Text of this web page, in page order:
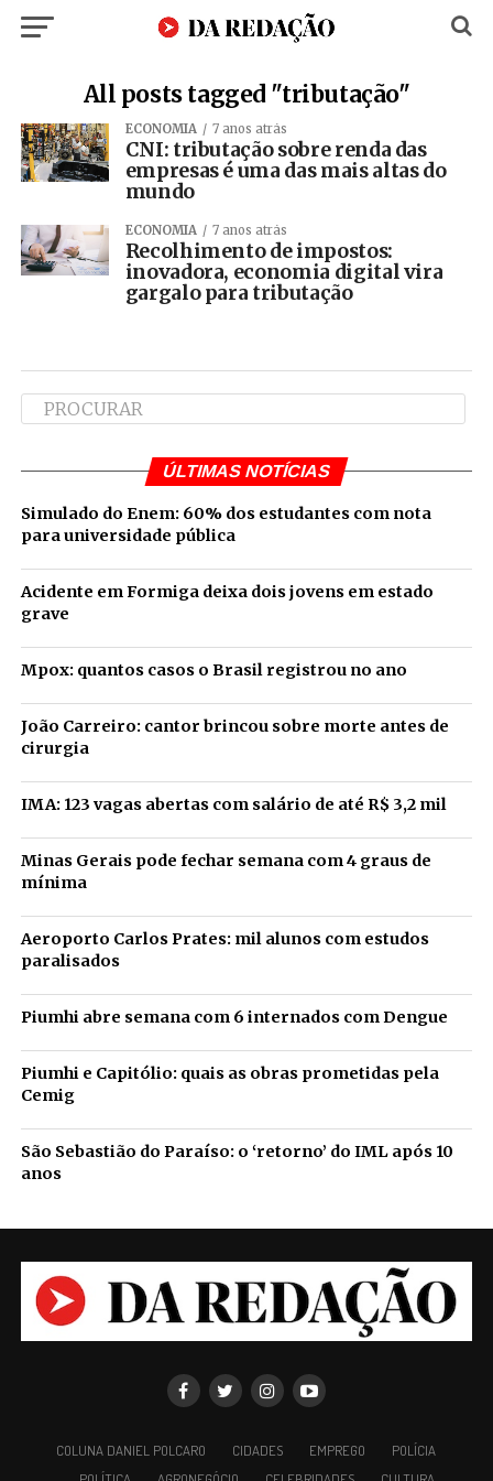
All posts tagged "tributação"
ECONOMIA 7 anos atrás
CNI: tributação sobre renda das
empresas é uma das mais altas do
mundo
ECONOMIA 7 anos atrás
Recolhimento de impostos:
inovadora, economia digital vira
gargalo para tributação
ÚLTIMAS NOTÍCIAS
Simulado do Enem: 60% dos estudantes com nota
para universidade pública
Acidente em Formiga deixa dois jovens em estado
grave
Mpox: quantos casos o Brasil registrou no ano
João Carreiro: cantor brincou sobre morte antes de
cirurgia
IMA: 123 vagas abertas com salário de até R$ 3,2 mil
Minas Gerais pode fechar semana com 4 graus de
mínima
Aeroporto Carlos Prates: mil alunos com estudos
paralisados
Piumhi abre semana com 6 internados com Dengue
Piumhi e Capitólio: quais as obras prometidas pela
Cemig
São Sebastião do Paraíso: o ‘retorno’ do IML após 10
anos
COLUNA DANIEL POLCARO CIDADES EMPREGO
POLÍCIA